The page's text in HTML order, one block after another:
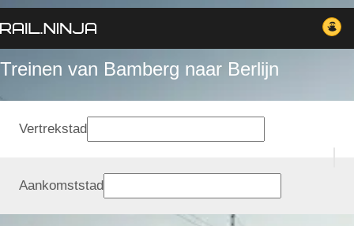
Treinen van Bamberg naar Berlijn
Vertrekstad
Aankomststad